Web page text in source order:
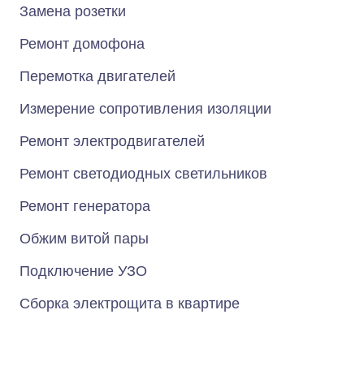
Замена розетки
Ремонт домофона
Перемотка двигателей
Измерение сопротивления изоляции
Ремонт электродвигателей
Ремонт светодиодных светильников
Ремонт генератора
Обжим витой пары
Подключение УЗО
Сборка электрощита в квартире